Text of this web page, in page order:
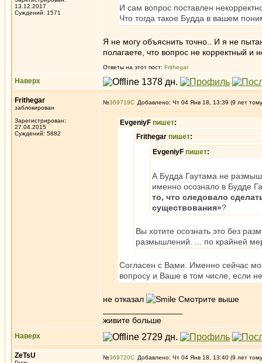
13.12.2017
Суждений: 1571
И сам вопрос поставлен
Что тогда такое Будда в вашем
Я не могу объяснить точно.. И я не
полагаете, что вопрос не корректный и
Ответы на этот пост: Frithegar
Наверх
Frithegar
заблокирован
Зарегистрирован:
27.04.2015
Суждений: 5882
№369719 Добавлено: Чт 04 Янв 18, 13:39 (9 лет
EvgeniyF пишет:
Frithegar пишет:
EvgeniyF пишет:
А Будда Гаутама не
именно осознало в Будде
то, что следовало
существования»?
Вы хотите осознать это без
размышлений. ... по крайней
Согласен с Вами. Именно сейчас
вопросу и Ваше в том числе, если
не отказал
Смотрите выше
живите больше
Наверх
ZeTsU №369720 Добавлено: Чт 04 Янв 18, 13:40 (9 лет